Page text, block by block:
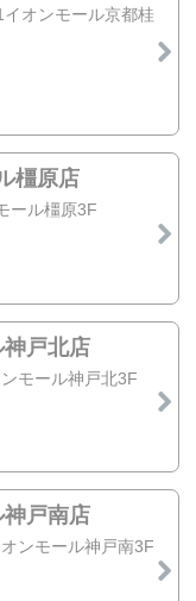
オンモール京都桂
橿原店
ール橿原3F
戸北店
モール神戸北3F
戸南店
ンモール神戸南3F